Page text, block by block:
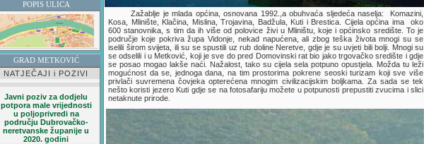
POPIS ULICA
GRAD METKOVIĆ
NATJEČAJI i POZIVI
Javni poziv za dodjelu
potpora male vrijednosti
u poljoprivredi na
području Dubrovačko-
neretvanske županije u
2020. godini
Zažablje je mlada općina, osnovana 1992.,a obuhvaća sljedeća naselja: Komazini,
Kosa, Mlinište, Klačina, Mislina, Trojavina, Badžula, Kuti i Brestica. Cijela općina ima oko
600 stanovnika, s tim da ih više od polovice živi u Mliništu, koje i općinsko središte. To je
područje koje pokriva župa Vidonje, nekad napućena, ali zbog teška života mnogi su se
iselili širom svijeta, ili su se spustili uz rub doline Neretve, gdje je su uvjeti bili bolji. Mnogi su
se odselili i u Metković, koji je sve do pred Domovinski rat bio jako trgovačko središte i gdje
se posao mogao lakše naći. Nažalost, tako su cijela sela potpuno opustjela. Možda tu leži
mogućnost da se, jednoga dana, na tim prostorima pokrene seoski turizam koji sve više
privlači suvremena čovjeka opterećena mnogim civilizacijskim boljkama. Za sada se tek
nešto koristi jezero Kuti gdje se na fotosafariju možete u potpunosti prepustiti zvucima i slici
netaknute prirode.